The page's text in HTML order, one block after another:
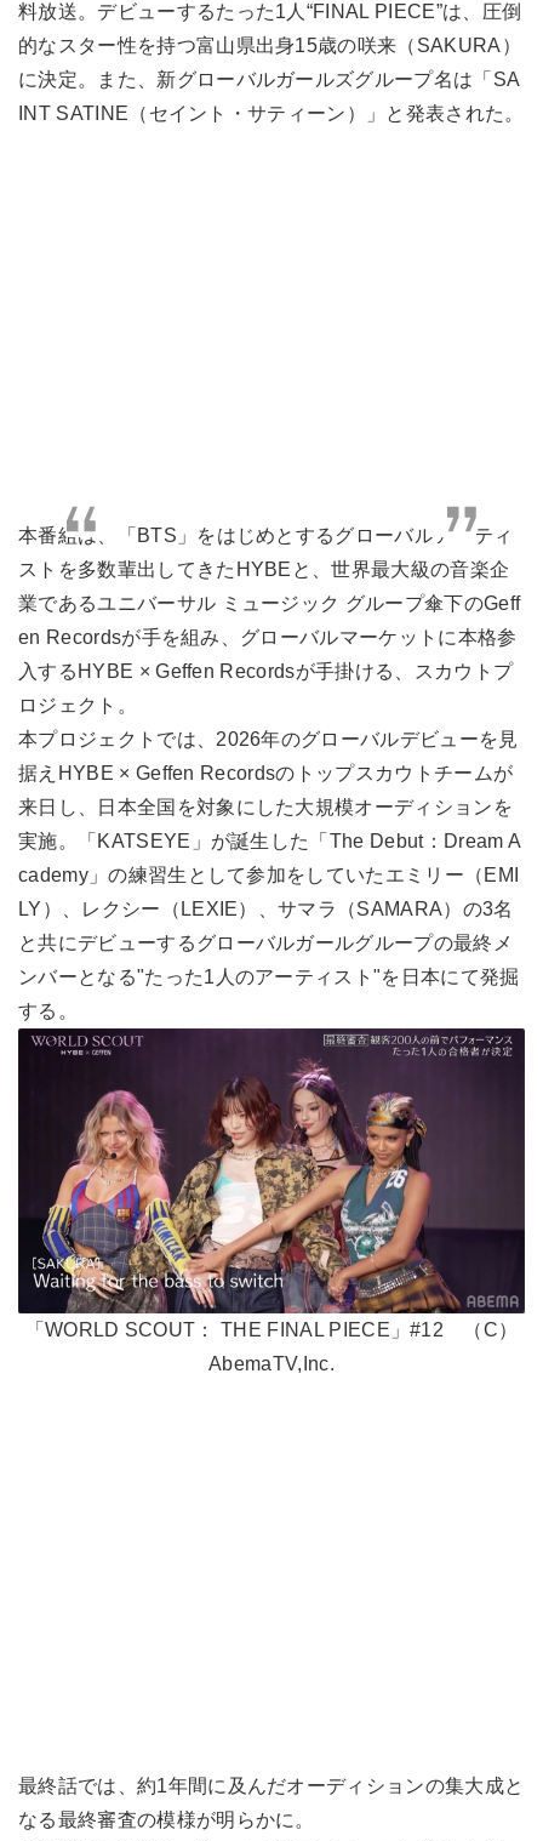
料放送。デビューするたった1人“FINAL PIECE”は、圧倒
的なスター性を持つ富山県出身15歳の咲来（SAKURA）
に決定。また、新グローバルガールズグループ名は「SA
INT SATINE（セイント・サティーン）」と発表された。
本番組は、「BTS」をはじめとするグローバルアーティ
ストを多数輩出してきたHYBEと、世界最大級の音楽企
業であるユニバーサル ミュージック グループ傘下のGeff
en Recordsが手を組み、グローバルマーケットに本格参
入するHYBE × Geffen Recordsが手掛ける、スカウトプ
ロジェクト。
本プロジェクトでは、2026年のグローバルデビューを見
据えHYBE × Geffen Recordsのトップスカウトチームが
来日し、日本全国を対象にした大規模オーディションを
実施。「KATSEYE」が誕生した「The Debut：Dream A
cademy」の練習生として参加をしていたエミリー（EMI
LY）、レクシー（LEXIE）、サマラ（SAMARA）の3名
と共にデビューするグローバルガールグループの最終メ
ンバーとなる"たった1人のアーティスト"を日本にて発掘
する。
「WORLD SCOUT： THE FINAL PIECE」#12 （C）
AbemaTV,Inc.
最終話では、約1年間に及んだオーディションの集大成と
なる最終審査の模様が明らかに。